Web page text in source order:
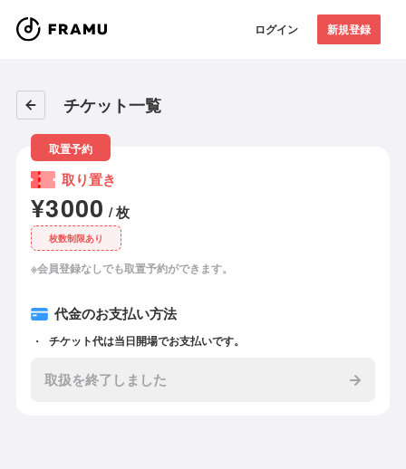
ログイン 新規登録
チケット一覧
取置予約
取り置き
¥3000 / 枚
枚数制限あり
※会員登録なしでも取置予約ができます。
代金のお支払い方法
チケット代は当日開場でお支払いです。
取扱を終了しました